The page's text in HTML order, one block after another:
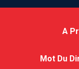
A
Mot Du